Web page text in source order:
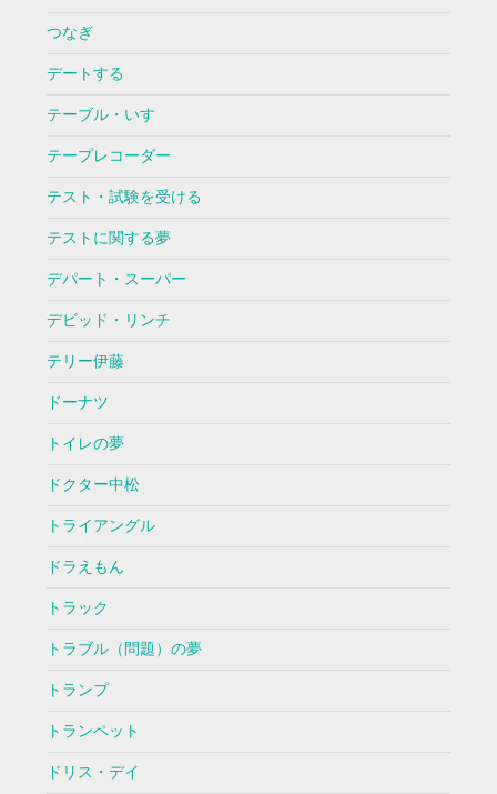
つなぎ
デートする
テーブル・いす
テープレコーダー
テスト・試験を受ける
テストに関する夢
デパート・スーパー
デビッド・リンチ
テリー伊藤
ドーナツ
トイレの夢
ドクター中松
トライアングル
ドラえもん
トラック
トラブル（問題）の夢
トランプ
トランペット
ドリス・デイ